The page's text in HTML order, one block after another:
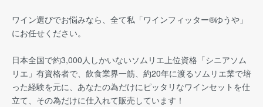
ワイン選びでお悩みなら、全て私「ワインフィッター®︎ゆうや」
にお任せください。
日本全国で約3,000人しかいないソムリエ上位資格「シニアソム
リエ」有資格者で、飲食業界一筋、約20年に渡るソムリエ業で培
った経験を元に、あなたの為だけにピッタリなワインセットを仕
立て、その為だけに仕入れて販売しています！